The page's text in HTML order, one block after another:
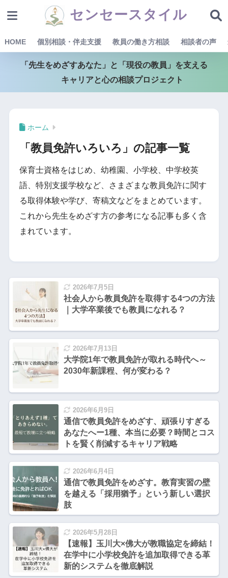
センセースタイル
HOME 個別相談・伴走支援 教員の働き方相談 相談者の声
「先生をめざすあなた」と「現役の教員」を支える
キャリアと心の相談プロジェクト
ホーム
「教員免許いろいろ」の記事一覧
保育士資格をはじめ、幼稚園、小学校、中学校英
語、特別支援学校など、さまざまな教員免許に関す
る取得体験や学び、寄稿文などをまとめています。
これから先生をめざす方の参考になる記事も多く含
まれています。
2026年7月5日
社会人から教員免許を取得する4つの方法
｜大学卒業後でも教員になれる？
2026年7月13日
大学院1年で教員免許が取れる時代へ～
2030年新課程、何が変わる？
2026年6月9日
通信で教員免許をめざす、頑張りすぎる
あなたへー1種、本当に必要？時間とコス
トを賢く削減するキャリア戦略
2026年6月4日
通信で教員免許をめざす。教育実習の壁
を越える「採用猶予」という新しい選択
肢
2026年5月28日
【速報】玉川大×佛大が教職協定を締結！
在学中に小学校免許を追加取得できる革
新的システムを徹底解説